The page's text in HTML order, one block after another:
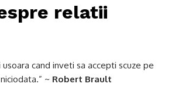
relatii
usoara cand inveti sa accepti scuze pe
~ Robert Brault